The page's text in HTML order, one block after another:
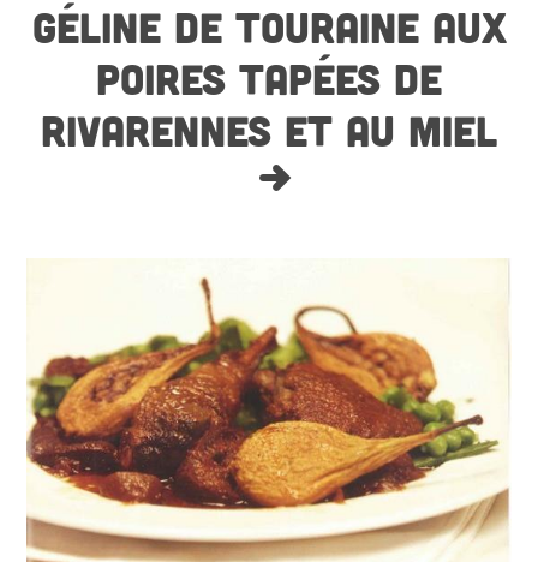
GÉLINE DE TOURAINE AUX
POIRES TAPÉES DE
RIVARENNES ET AU MIEL